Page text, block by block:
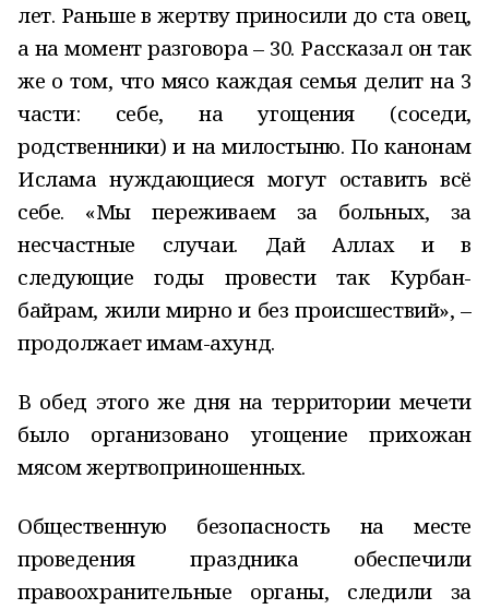
лет. Раньше в жертву приносили до ста овец,
а на момент разговора – 30. Рассказал он так
же о том, что мясо каждая семья делит на 3
части: себе, на угощения (соседи,
родственники) и на милостыню. По канонам
Ислама нуждающиеся могут оставить всё
себе. «Мы переживаем за больных, за
несчастные случаи. Дай Аллах и в
следующие годы провести так Курбан-
байрам, жили мирно и без происшествий», –
продолжает имам-ахунд.
В обед этого же дня на территории мечети
было организовано угощение прихожан
мясом жертвоприношенных.
Общественную безопасность на месте
проведения праздника обеспечили
правоохранительные органы, следили за